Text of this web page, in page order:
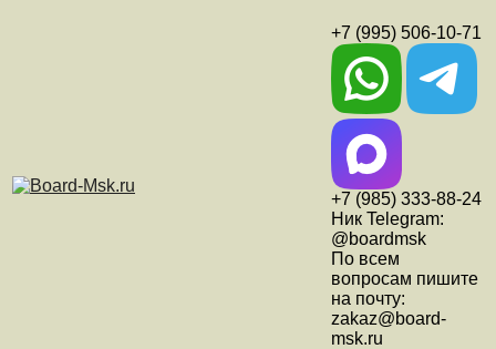
+7 (995) 506-10-71
+7 (985) 333-88-24
Ник Telegram:
@boardmsk
По всем
вопросам пишите
на почту:
zakaz@board-
msk.ru